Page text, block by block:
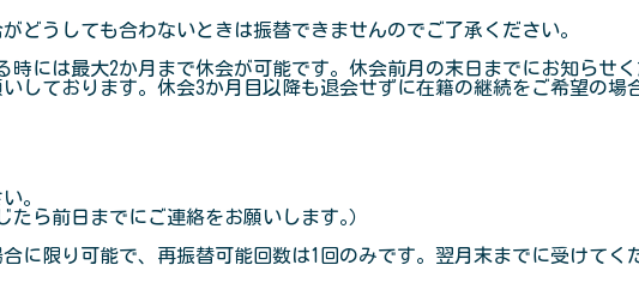
どうしても合わないときは振替できませんのでご了承ください。
時には最大2か月まで休会が可能です。休会前月の末日までにお知らせ
しております。休会3か月目以降も退会せずに在籍の継続をご希望の場
｡
ら前日までにご連絡をお願いします｡）
限り可能で、再振替可能回数は1回のみです。翌月末までに受けてく